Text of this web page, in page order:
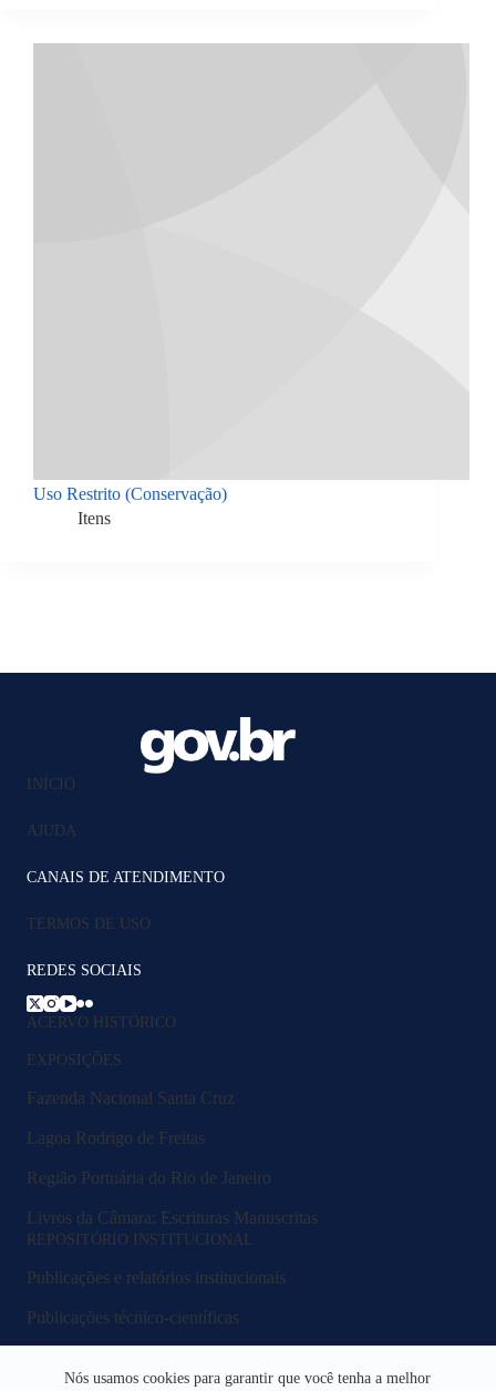
Nós usamos cookies para garantir que você tenha a melhor
Uso Restrito (Conservação)
Itens
INÍCIO
AJUDA
CANAIS DE ATENDIMENTO
TERMOS DE USO
REDES SOCIAIS
ACERVO HISTÓRICO
EXPOSIÇÕES
Fazenda Nacional Santa Cruz
Lagoa Rodrigo de Freitas
Região Portuária do Rio de Janeiro
Livros da Câmara: Escrituras Manuscritas
REPOSITÓRIO INSTITUCIONAL
Publicações e relatórios institucionais
Publicações técnico-científicas